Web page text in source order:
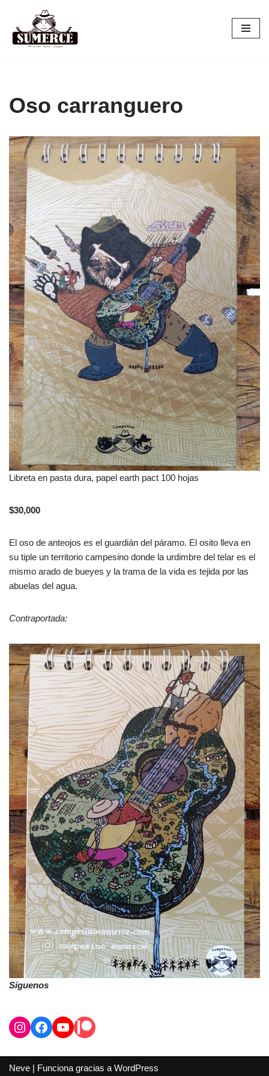
Saltar
al
Oso carranguero
Libreta en pasta dura, papel earth pact 100 hojas
$30,000
El oso de anteojos es el guardián del páramo. El osito lleva en
su tiple un territorio campesino donde la urdimbre del telar es el
mismo arado de bueyes y la trama de la vida es tejida por las
abuelas del agua.
Contraportada:
Síguenos
Neve | Funciona gracias aWordPress